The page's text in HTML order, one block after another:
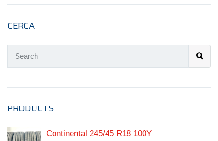
CERCA
PRODUCTS
Continental 245/45 R18 100Y